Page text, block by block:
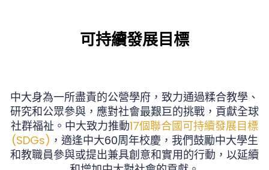
可持續發展目標
中大身為一所盡責的公營學府，致力通過糅合教學、
研究和公眾參與，應對社會最艱巨的挑戰，貢獻全球
社群福祉。中大致力推動17個聯合國可持續發展目標
(SDGs) ，適逢中大60周年校慶，我們鼓勵中大學生
和教職員參與或提出兼具創意和實用的行動，以延續